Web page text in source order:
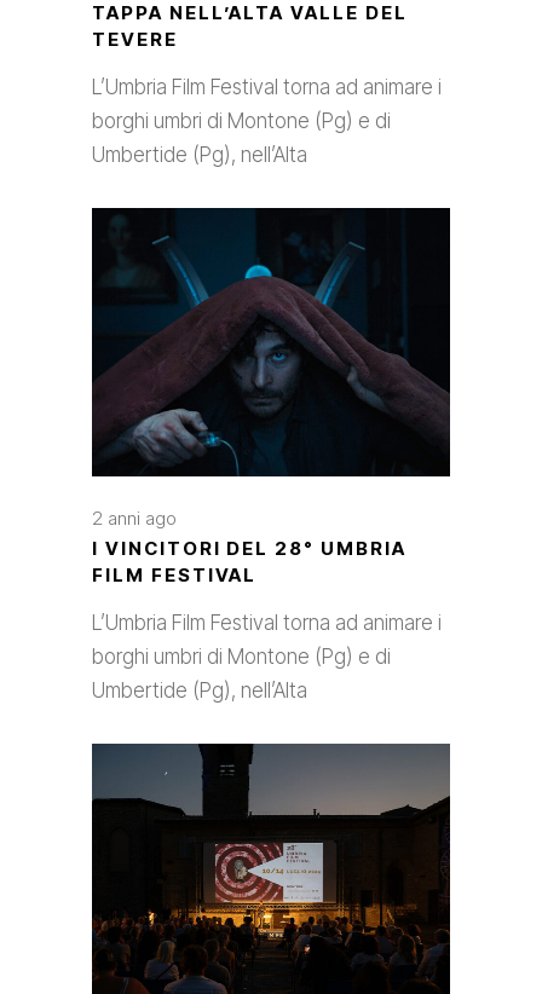
TAPPA NELL’ALTA VALLE DEL
TEVERE
L’Umbria Film Festival torna ad animare i
borghi umbri di Montone (Pg) e di
Umbertide (Pg), nell’Alta
2 anni ago
I VINCITORI DEL 28° UMBRIA
FILM FESTIVAL
L’Umbria Film Festival torna ad animare i
borghi umbri di Montone (Pg) e di
Umbertide (Pg), nell’Alta